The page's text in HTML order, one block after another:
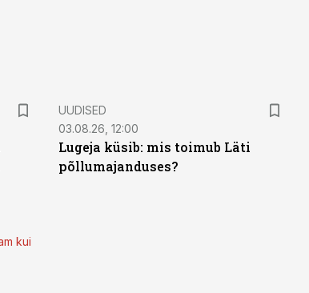
kui
UUDISED
03.08.26, 12:00
Lugeja küsib: mis toimub Läti
põllumajanduses?